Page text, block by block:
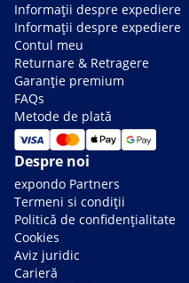
Informații despre expediere
Informații despre expediere
Contul meu
Returnare & Retragere
Garanție premium
FAQs
Metode de plată
Despre noi
expondo Partners
Termeni si condiții
Politică de confidențialitate
Cookies
Aviz juridic
Carieră